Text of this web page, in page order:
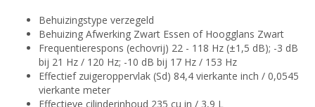
Behuizingstype verzegeld
Behuizing Afwerking Zwart Essen of Hoogglans Zwart
Frequentierespons (echovrij) 22 - 118 Hz (±1,5 dB); -3 dB
bij 21 Hz / 120 Hz; -10 dB bij 17 Hz / 153 Hz
Effectief zuigeroppervlak (Sd) 84,4 vierkante inch / 0,0545
vierkante meter
Effectieve cilinderinhoud 235 cu in / 3,9 L